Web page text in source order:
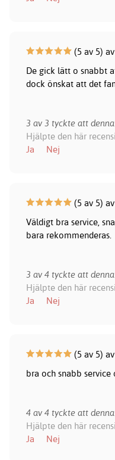
(5 av 5) av
De gick lätt o snabbt
dock önskat att det
3 av 3 tyckte att
Hjälpte den här
Ja
Nej
(5 av 5)
Väldigt bra service,
bara rekommenderas.
3 av 4 tyckte att
Hjälpte den här
Ja
Nej
(5 av 5)
bra och snabb
4 av 4 tyckte att
Hjälpte den här
Ja
Nej